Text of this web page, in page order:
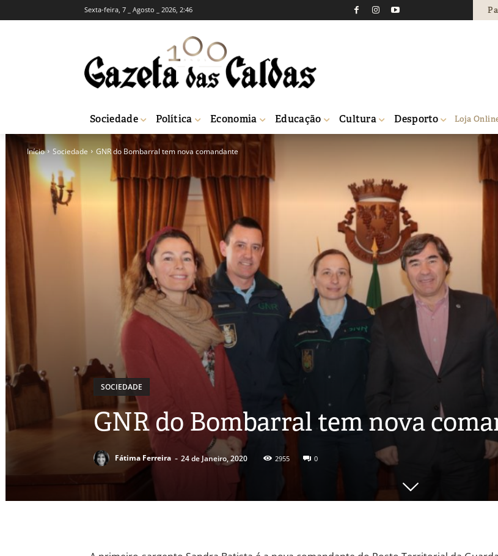
Sexta-feira, 7 _ Agosto _ 2026, 2:46
Sociedade Política Economia Educação Cultura Desporto Loja
Início Sociedade GNR do Bombarral tem nova comandante
SOCIEDADE
GNR do Bombarral tem nova
Fátima Ferreira - 24 de Janeiro, 2020 2955 0